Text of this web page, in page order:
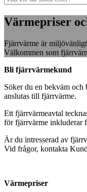
Värmepriser
Fjärrvärme är
Välkommen som
Bli fjärrvärmekund
Söker du en bekväm
anslutas till fjärrvärme.
Ett fjärrvärmeavtal
för fjärrvärme inkluderar
Är du intresserad av
Vid frågor, kontakta
Värmepriser